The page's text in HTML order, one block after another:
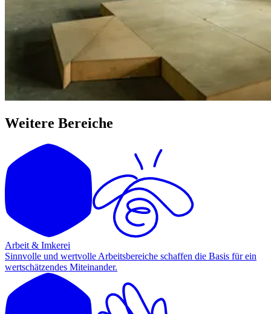
Weitere Bereiche
Arbeit & Imkerei
Sinnvolle und wertvolle Arbeitsbereiche schaffen die Basis für ein
wertschätzendes Miteinander.